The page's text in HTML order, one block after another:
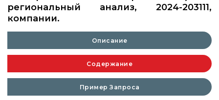
региональный анализ, 2024-203111,
компании.
Описание
Содержание
Пример Запроса